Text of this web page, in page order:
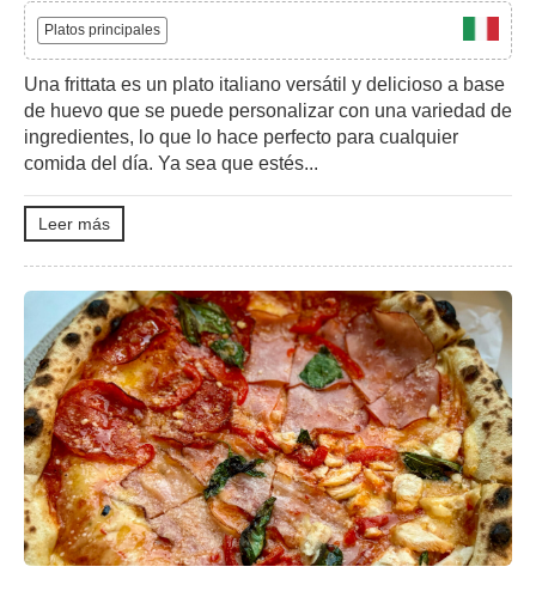
Platos principales
Una frittata es un plato italiano versátil y delicioso a base
de huevo que se puede personalizar con una variedad de
ingredientes, lo que lo hace perfecto para cualquier
comida del día. Ya sea que estés...
Leer más